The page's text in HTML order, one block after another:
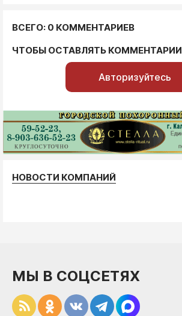
ВСЕГО: 0 КОММЕНТАРИЕВ
ЧТОБЫ ОСТАВЛЯТЬ КОММЕНТАРИИ
Авторизуйтесь
НОВОСТИ КОМПАНИЙ
МЫ В СОЦСЕТЯХ